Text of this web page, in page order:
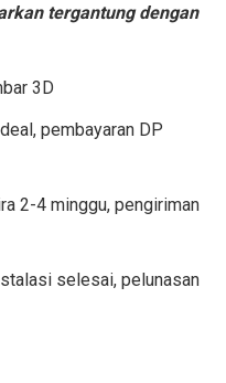
tergantung dengan
3D
pembayaran DP
2-4 minggu, pengiriman
selesai, pelunasan